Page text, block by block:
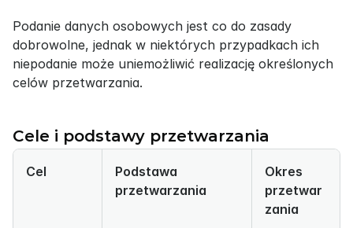
Podanie danych osobowych jest co do zasady
dobrowolne, jednak w niektórych przypadkach ich
niepodanie może uniemożliwić realizację określonych
celów przetwarzania.
Cele i podstawy przetwarzania
Cel
Podstawa
przetwarzania
Okres
przetwar
zania